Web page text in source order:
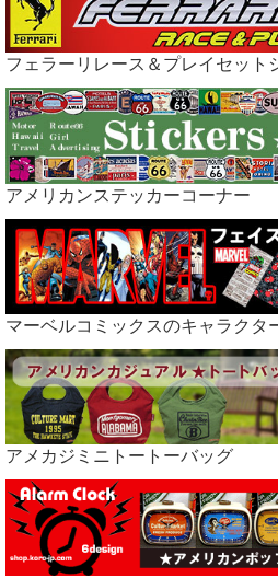
フェラーリレース＆プレイセット
アメリカンステッカーコーナー
マーベルコミックスのキャラクタ
アメカジミニトートーバッグ